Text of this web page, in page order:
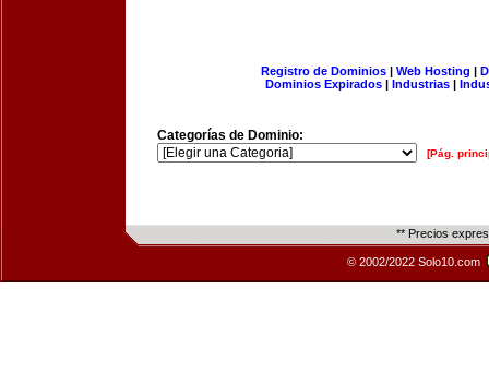
Registro de Dominios| Web Hosting |
Dominios Expirados | Industrias |
Categorías de Dominio:
[Pág.
** Precios
© 2002/2022 Solo10.com